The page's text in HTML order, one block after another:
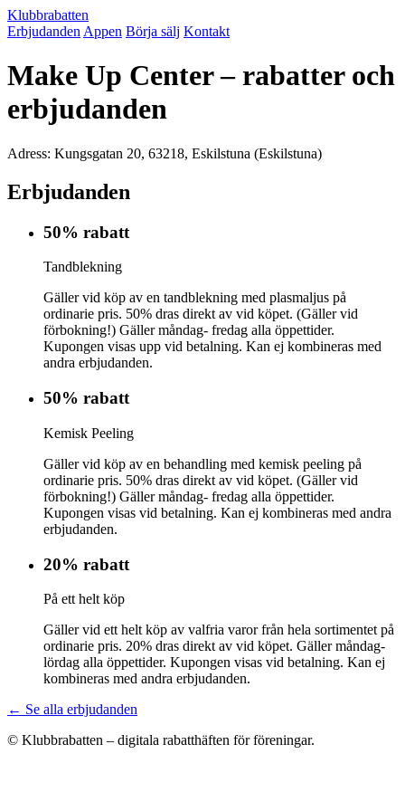
Klubbrabatten
Erbjudanden Appen Börja sälj Kontakt
Make Up Center – rabatter och
erbjudanden
Adress: Kungsgatan 20, 63218, Eskilstuna (Eskilstuna)
Erbjudanden
50% rabatt
Tandblekning
Gäller vid köp av en tandblekning med plasmaljus på
ordinarie pris. 50% dras direkt av vid köpet. (Gäller vid
förbokning!) Gäller måndag- fredag alla öppettider.
Kupongen visas upp vid betalning. Kan ej kombineras med
andra erbjudanden.
50% rabatt
Kemisk Peeling
Gäller vid köp av en behandling med kemisk peeling på
ordinarie pris. 50% dras direkt av vid köpet. (Gäller vid
förbokning!) Gäller måndag- fredag alla öppettider.
Kupongen visas vid betalning. Kan ej kombineras med andra
erbjudanden.
20% rabatt
På ett helt köp
Gäller vid ett helt köp av valfria varor från hela sortimentet på
ordinarie pris. 20% dras direkt av vid köpet. Gäller måndag-
lördag alla öppettider. Kupongen visas vid betalning. Kan ej
kombineras med andra erbjudanden.
← Se alla erbjudanden
© Klubbrabatten – digitala rabatthäften för föreningar.